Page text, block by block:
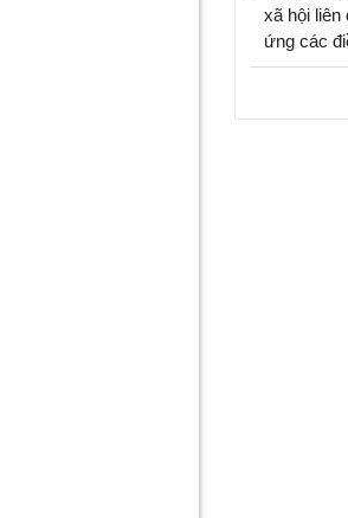
xã hội liên
ứng các